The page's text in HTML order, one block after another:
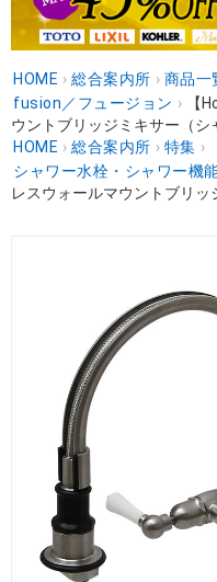
HOME › 総合案内所 › 商品一
fusion／フュージョン ›
【
ウントブリッジミキサー（シ
HOME › 総合案内所 › 特集 ›
シャワー水栓・シャワー機
レスウォールマウントブリッ